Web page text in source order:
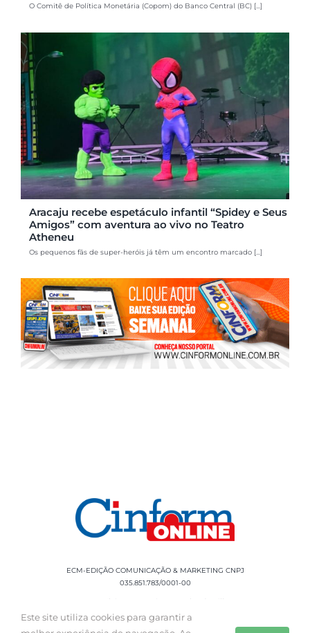
O Comitê de Política Monetária (Copom) do Banco Central (BC) [...]
Aracaju recebe espetáculo infantil “Spidey e Seus
Amigos” com aventura ao vivo no Teatro
Atheneu
Os pequenos fãs de super-heróis já têm um encontro marcado [...]
ECM-EDIÇÃO COMUNICAÇÃO & MARKETING CNPJ
035.851.783/0001-00
Rua Sílvio Cesar Leite, 90 Salgado Filho -
Aracaju, SE, CEP: 49020-060 Fone: +55 79
Este site utiliza cookies para garantir a